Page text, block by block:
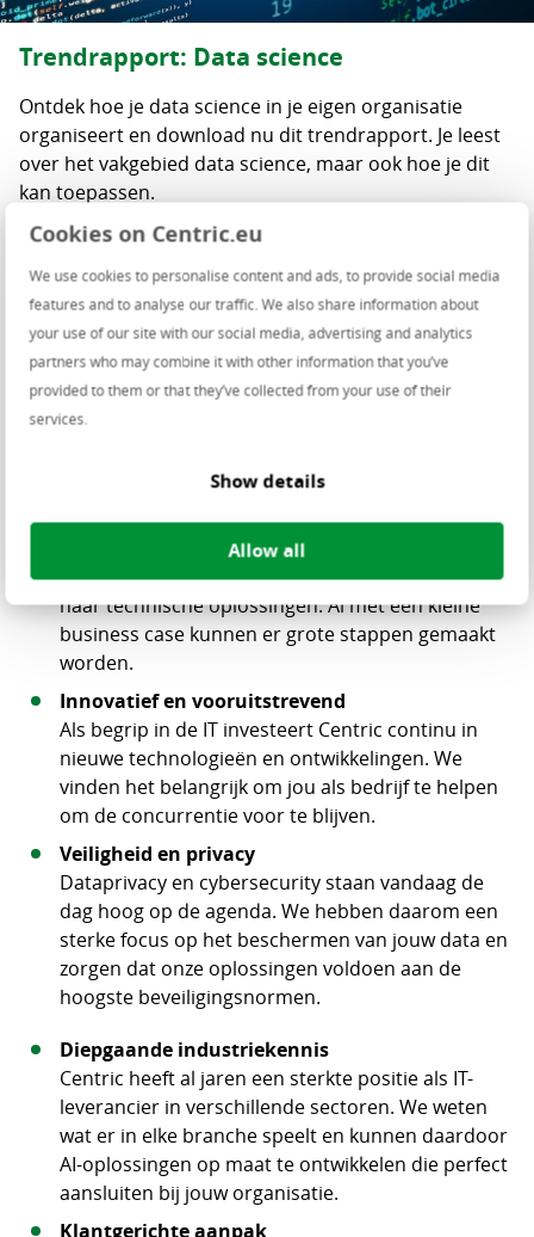
Cookies on Centric.eu
We use cookies to personalise content and ads, to provide social media
features and to analyse our traffic. We also share information about
your use of our site with our social media, advertising and analytics
partners who may combine it with other information that you’ve
provided to them or that they’ve collected from your use of their
services.
Show details
Allow all
Trendrapport: Data science
Ontdek hoe je data science in je eigen organisatie
organiseert en download nu dit trendrapport. Je leest
over het vakgebied data science, maar ook hoe je dit
kan toepassen.
Waarom Artificial Intelligence (AI)
oplossingen van Centric?
Onze gecertificeerde Data Scientists zijn experts
op het gebied van data & AI. Van het begrijpen van
de specifieke zakelijke uitdagingen tot het vertalen
naar technische oplossingen. Al met een kleine
business case kunnen er grote stappen gemaakt
worden.
Innovatief en vooruitstrevend
Als begrip in de IT investeert Centric continu in
nieuwe technologieën en ontwikkelingen. We
vinden het belangrijk om jou als bedrijf te helpen
om de concurrentie voor te blijven.
Veiligheid en privacy
Dataprivacy en cybersecurity staan vandaag de
dag hoog op de agenda. We hebben daarom een
sterke focus op het beschermen van jouw data en
zorgen dat onze oplossingen voldoen aan de
hoogste beveiligingsnormen.
Diepgaande industriekennis
Centric heeft al jaren een sterkte positie als IT-
leverancier in verschillende sectoren. We weten
wat er in elke branche speelt en kunnen daardoor
AI-oplossingen op maat te ontwikkelen die perfect
aansluiten bij jouw organisatie.
Klantgerichte aanpak